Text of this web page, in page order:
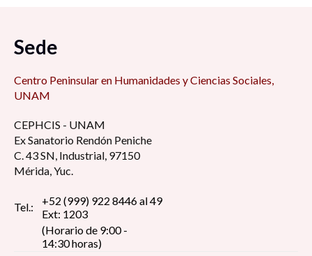
Sede
Centro Peninsular en Humanidades y Ciencias Sociales,
UNAM
CEPHCIS - UNAM
Ex Sanatorio Rendón Peniche
C. 43 SN, Industrial, 97150
Mérida, Yuc.
Tel.:
+52 (999) 922 8446 al 49
Ext: 1203
(Horario de 9:00 -
14:30 horas)